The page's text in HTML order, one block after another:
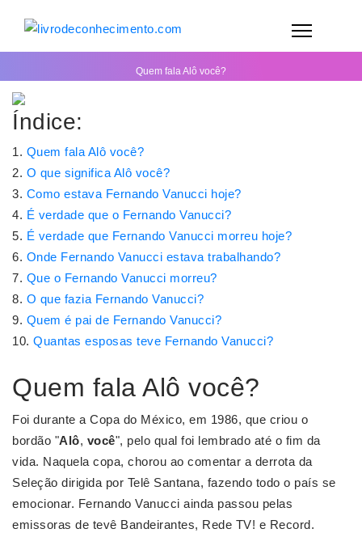
Quem fala Alô você?
Índice:
Quem fala Alô você?
O que significa Alô você?
Como estava Fernando Vanucci hoje?
É verdade que o Fernando Vanucci?
É verdade que Fernando Vanucci morreu hoje?
Onde Fernando Vanucci estava trabalhando?
Que o Fernando Vanucci morreu?
O que fazia Fernando Vanucci?
Quem é pai de Fernando Vanucci?
Quantas esposas teve Fernando Vanucci?
Quem fala Alô você?
Foi durante a Copa do México, em 1986, que criou o
bordão "Alô, você", pelo qual foi lembrado até o fim da
vida. Naquela copa, chorou ao comentar a derrota da
Seleção dirigida por Telê Santana, fazendo todo o país se
emocionar. Fernando Vanucci ainda passou pelas
emissoras de tevê Bandeirantes, Rede TV! e Record.